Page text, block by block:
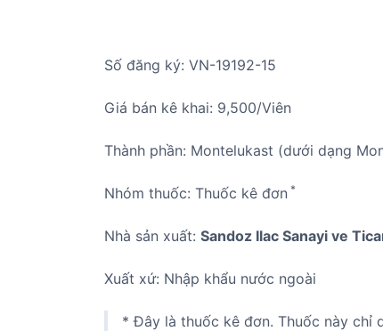
Số đăng ký: VN-19192-15
Giá bán kê khai: 9,500/Viên
Thành phần: Montelukast (dưới dạng
Nhóm thuốc: Thuốc kê đơn *
Nhà sản xuất: Sandoz Ilac Sanayi ve
Xuất xứ: Nhập khẩu nước ngoài
* Đây là thuốc kê đơn. Thuốc này chỉ